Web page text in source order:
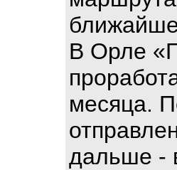
В Орле
месяца.
дальше -